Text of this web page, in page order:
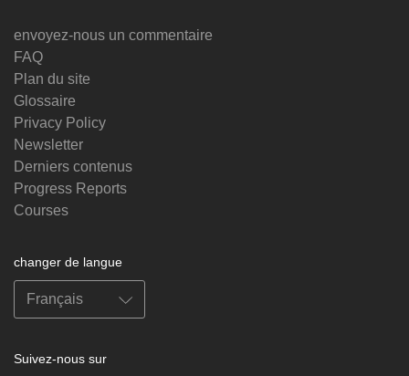
envoyez-nous un commentaire
FAQ
Plan du site
Glossaire
Privacy Policy
Newsletter
Derniers contenus
Progress Reports
Courses
changer de langue
Suivez-nous sur